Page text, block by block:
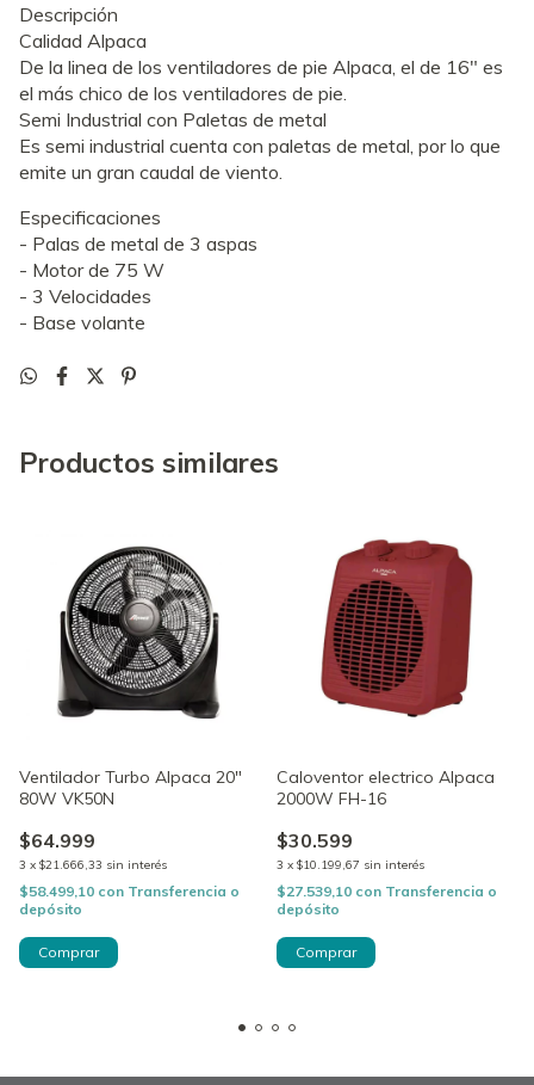
Descripción
Calidad Alpaca
De la linea de los ventiladores de pie Alpaca, el de 16" es
el más chico de los ventiladores de pie.
Semi Industrial con Paletas de metal
Es semi industrial cuenta con paletas de metal, por lo que
emite un gran caudal de viento.
Especificaciones
- Palas de metal de 3 aspas
- Motor de 75 W
- 3 Velocidades
- Base volante
Productos similares
Ventilador Turbo Alpaca 20"
80W VK50N
$64.999
3 x $21.666,33 sin interés
$58.499,10 con Transferencia o
depósito
Caloventor electrico Alpaca
2000W FH-16
$30.599
3 x $10.199,67 sin interés
$27.539,10 con Transferencia o
depósito